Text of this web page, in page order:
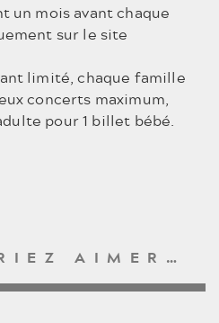
un mois avant chaque
sur le site
limité, chaque famille
concerts maximum,
pour 1 billet bébé.
AIMER…